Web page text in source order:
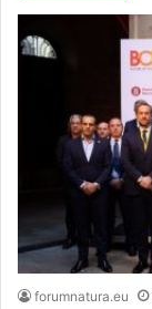
forumnatura.eu